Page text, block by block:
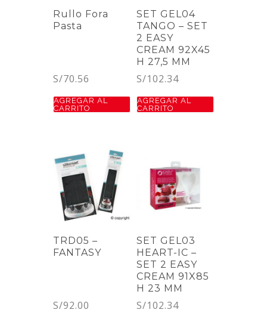
Rullo Fora
Pasta
S/70.56
AGREGAR AL
CARRITO
SET GEL04
TANGO – SET
2 EASY
CREAM 92X45
H 27,5 MM
S/102.34
AGREGAR AL
CARRITO
TRD05 –
FANTASY
S/92.00
SET GEL03
HEART-IC –
SET 2 EASY
CREAM 91X85
H 23 MM
S/102.34